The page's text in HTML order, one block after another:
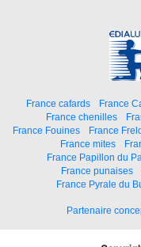
France cafards France
France chenilles
France Fouines
France
France mites
France Papillon du
France punaises
France Pyrale du
Partenaire